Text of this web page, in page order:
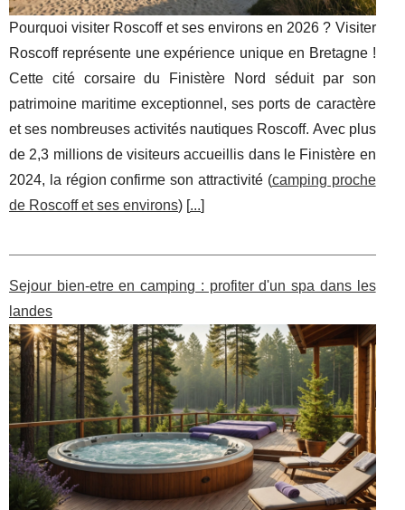
Pourquoi visiter Roscoff et ses environs en 2026 ? Visiter
Roscoff représente une expérience unique en Bretagne !
Cette cité corsaire du Finistère Nord séduit par son
patrimoine maritime exceptionnel, ses ports de caractère
et ses nombreuses activités nautiques Roscoff. Avec plus
de 2,3 millions de visiteurs accueillis dans le Finistère en
2024, la région confirme son attractivité (camping proche
de Roscoff et ses environs) [...]
Sejour bien-etre en camping : profiter d'un spa dans les
landes